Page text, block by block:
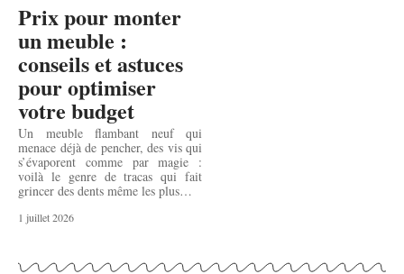
Prix pour monter
un meuble :
conseils et astuces
pour optimiser
votre budget
Un meuble flambant neuf qui
menace déjà de pencher, des vis qui
s’évaporent comme par magie :
voilà le genre de tracas qui fait
grincer des dents même les plus…
1 juillet 2026